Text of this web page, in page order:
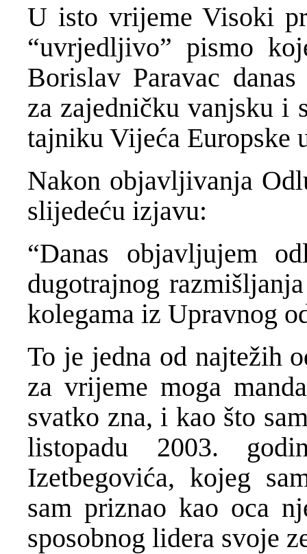
U isto vrijeme Visoki
“uvrjedljivo” pismo
Borislav Paravac
za zajedničku vanjsku i
tajniku Vijeća Europske
Nakon objavljivanja
slijedeću izjavu:
“Danas objavljujem
dugotrajnog
kolegama iz Upravnog
To je jedna od najtežih
za vrijeme moga
svatko zna, i kao što
listopadu 2003.
Izetbegovića, kojeg
sam priznao kao oca
sposobnog lidera svoje